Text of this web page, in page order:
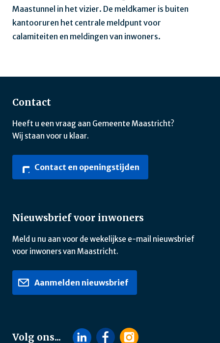
Maastunnel in het vizier. De meldkamer is buiten
kantooruren het centrale meldpunt voor
calamiteiten en meldingen van inwoners.
Contact
Heeft u een vraag aan Gemeente Maastricht?
Wij staan voor u klaar.
Contact en openingstijden
Nieuwsbrief voor inwoners
Meld u nu aan voor de wekelijkse e-mail nieuwsbrief
voor inwoners van Maastricht.
Aanmelden nieuwsbrief
Volg ons...